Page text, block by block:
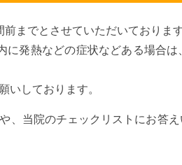
までとさせていただいております
に発熱などの症状などある場合
いしております。
、当院のチェックリストにお答